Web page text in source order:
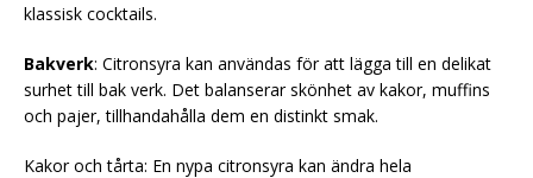
klassisk cocktails.
Bakverk: Citronsyra kan användas för att lägga till en delikat
surhet till bak verk. Det balanserar skönhet av kakor, muffins
och pajer, tillhandahålla dem en distinkt smak.
Kakor och tårta: En nypa citronsyra kan ändra hela